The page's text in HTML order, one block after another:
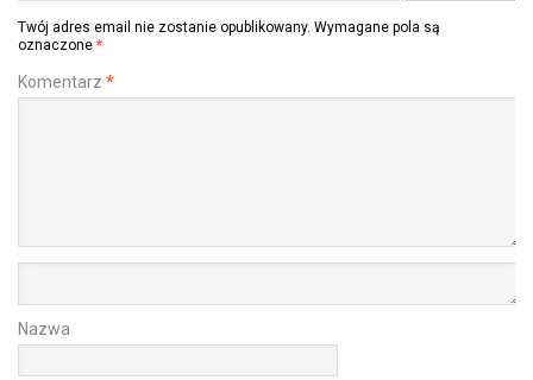
Twój adres email nie zostanie opublikowany. Wymagane pola są
oznaczone *
Komentarz *
Nazwa